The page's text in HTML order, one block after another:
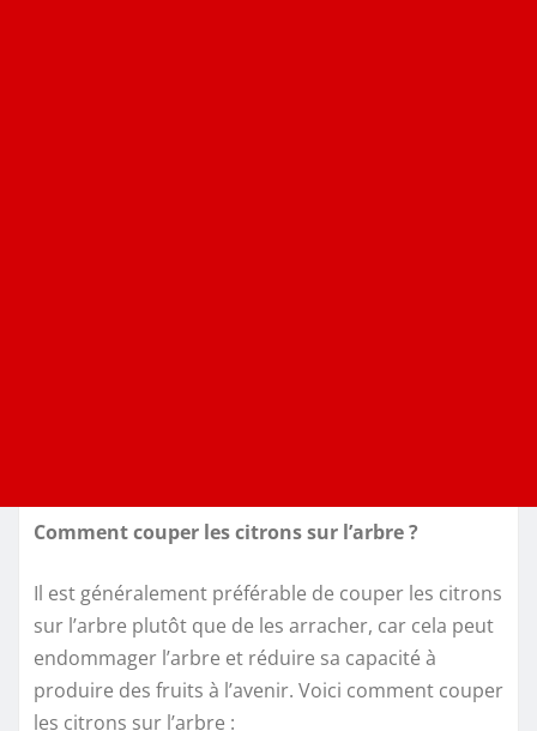
Comment couper les citrons sur l’arbre ?
Il est généralement préférable de couper les citrons
sur l’arbre plutôt que de les arracher, car cela peut
endommager l’arbre et réduire sa capacité à
produire des fruits à l’avenir. Voici comment couper
les citrons sur l’arbre :